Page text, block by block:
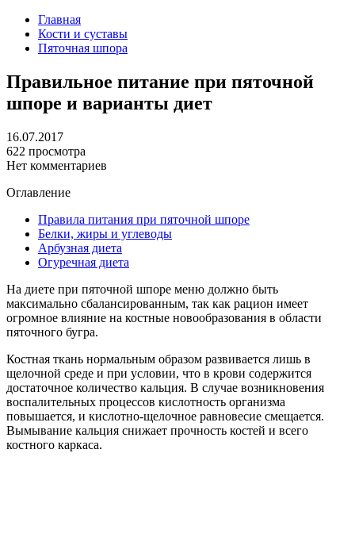
Главная
Кости и суставы
Пяточная шпора
Правильное питание при пяточной
шпоре и варианты диет
16.07.2017
622 просмотра
Нет комментариев
Оглавление
Правила питания при пяточной шпоре
Белки, жиры и углеводы
Арбузная диета
Огуречная диета
На диете при пяточной шпоре меню должно быть
максимально сбалансированным, так как рацион имеет
огромное влияние на костные новообразования в области
пяточного бугра.
Костная ткань нормальным образом развивается лишь в
щелочной среде и при условии, что в крови содержится
достаточное количество кальция. В случае возникновения
воспалительных процессов кислотность организма
повышается, и кислотно-щелочное равновесие смещается.
Вымывание кальция снижает прочность костей и всего
костного каркаса.